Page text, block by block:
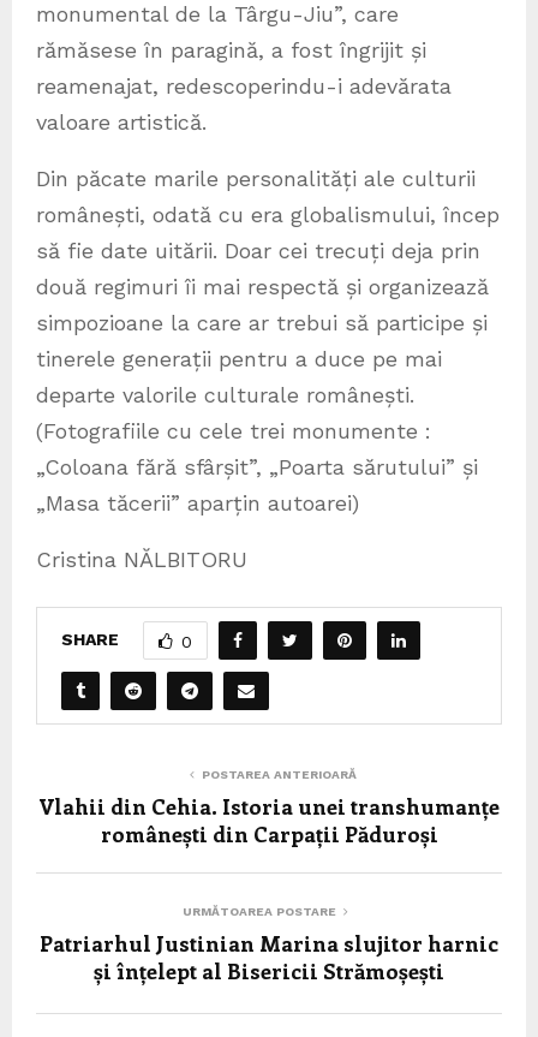
monumental de la Târgu-Jiu”, care
rămăsese în paragină, a fost îngrijit și
reamenajat, redescoperindu-i adevărata
valoare artistică.
Din păcate marile personalități ale culturii
românești, odată cu era globalismului, încep
să fie date uitării. Doar cei trecuți deja prin
două regimuri îi mai respectă și organizează
simpozioane la care ar trebui să participe și
tinerele generații pentru a duce pe mai
departe valorile culturale românești.
(Fotografiile cu cele trei monumente :
„Coloana fără sfârșit”, „Poarta sărutului” și
„Masa tăcerii” aparțin autoarei)
Cristina NĂLBITORU
SHARE 0
POSTAREA ANTERIOARĂ
Vlahii din Cehia. Istoria unei transhumanțe
românești din Carpații Păduroși
URMĂTOAREA POSTARE
Patriarhul Justinian Marina slujitor harnic
și înțelept al Bisericii Strămoșești